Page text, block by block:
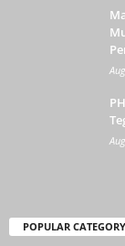
POPULAR CATEGORY